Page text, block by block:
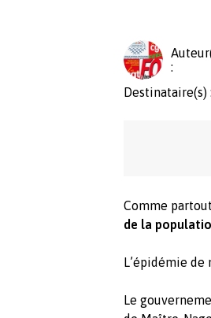
:
Destinataire(s) :
Comme
de la
L’épidémie
Le